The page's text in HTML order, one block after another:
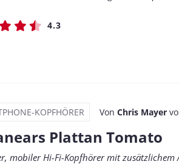
4.3
KOPFHÖRER Von Chris Mayer
Plattan Tomato
mobiler Hi-Fi-Kopfhörer mit zusätzlichem